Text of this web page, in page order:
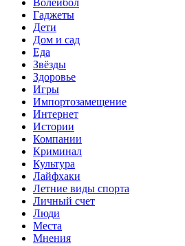
Волейбол
Гаджеты
Дети
Дом и сад
Еда
Звёзды
Здоровье
Игры
Импортозамещение
Интернет
Истории
Компании
Криминал
Культура
Лайфхаки
Летние виды спорта
Личный счет
Люди
Места
Мнения